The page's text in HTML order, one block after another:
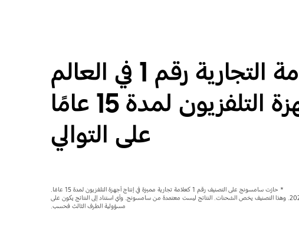
العلامة التجارية رقم 1 في العالم
لأجهزة التلفزيون لمدة 15 عامًا
على التوالي
* حازت سامسونج على التصنيف رقم 1 كعلامة تجارية مميزة في إنتاج أجهزة التلفزيون لمدة 15 عامًا.
** المصدر – Omdia، يناير 2021. وهذا التصنيف يخص الشحنات. النتائج ليست معتمدة من سامسونج. وأي استناد إلى النتائج يكون على
مسؤولية الطرف الثالث فحسب.